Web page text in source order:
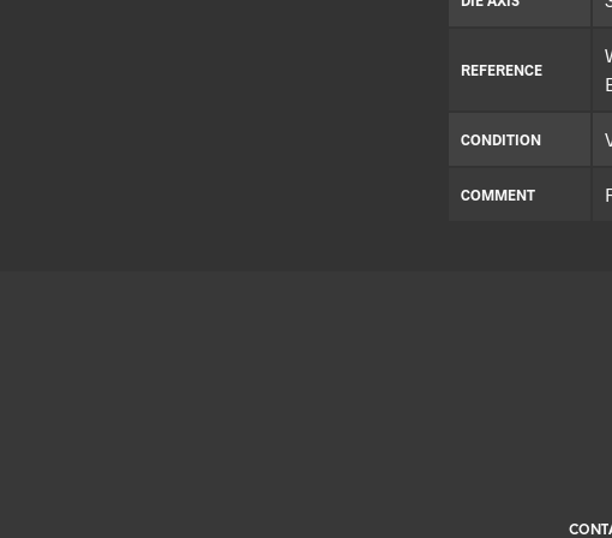
REFERENCE
CONDITION
COMMENT